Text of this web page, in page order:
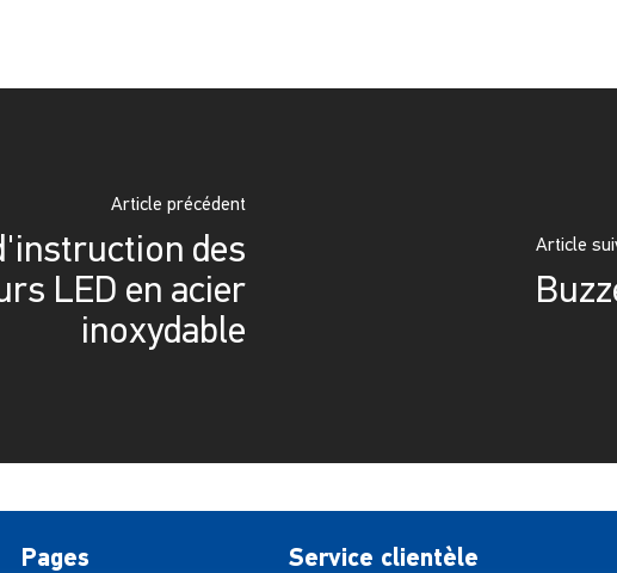
Article précédent
des
LED en acier
inoxydable
Article
Pages Service clientèle